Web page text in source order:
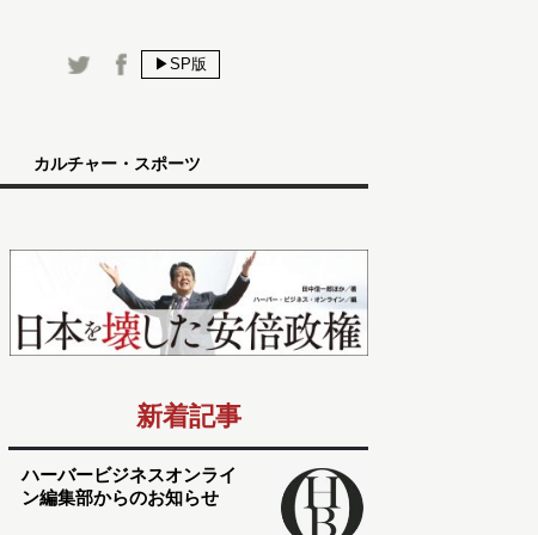
▶SP版
カルチャー・スポーツ
新着記事
ハーバービジネスオンライ
ン編集部からのお知らせ